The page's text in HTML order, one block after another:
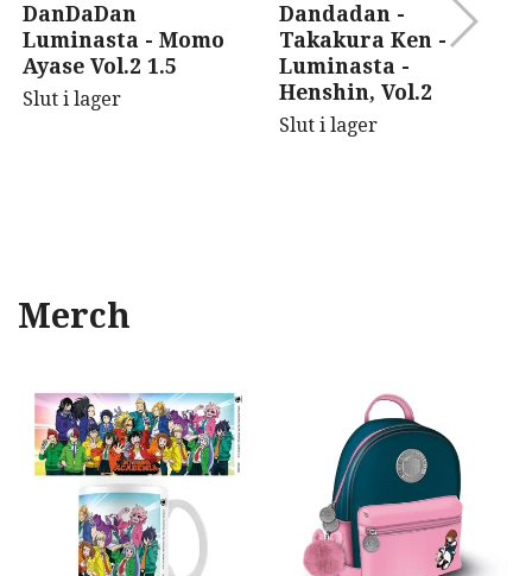
DanDaDan
Luminasta - Momo
Ayase Vol.2 1.5
Slut i lager
Dandadan -
Takakura Ken -
Luminasta -
Henshin, Vol.2
Slut i lager
Merch